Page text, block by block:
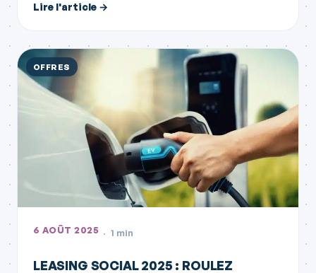
Lire l'article →
OFFRES
6 AOÛT 2025 1 min
LEASING SOCIAL 2025 : ROULEZ